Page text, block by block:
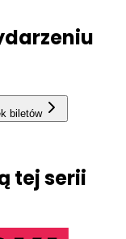
biletów
tej serii